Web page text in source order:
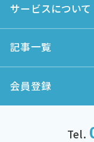
サービスについて
記事一覧
会員登録
Tel.